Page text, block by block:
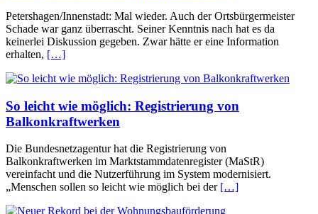
Petershagen/Innenstadt: Mal wieder. Auch der Ortsbürgermeister
Schade war ganz überrascht. Seiner Kenntnis nach hat es da
keinerlei Diskussion gegeben. Zwar hätte er eine Information
erhalten, […]
So leicht wie möglich: Registrierung von
Balkonkraftwerken
Die Bundesnetzagentur hat die Registrierung von
Balkonkraftwerken im Marktstammdatenregister (MaStR)
vereinfacht und die Nutzerführung im System modernisiert.
„Menschen sollen so leicht wie möglich bei der […]